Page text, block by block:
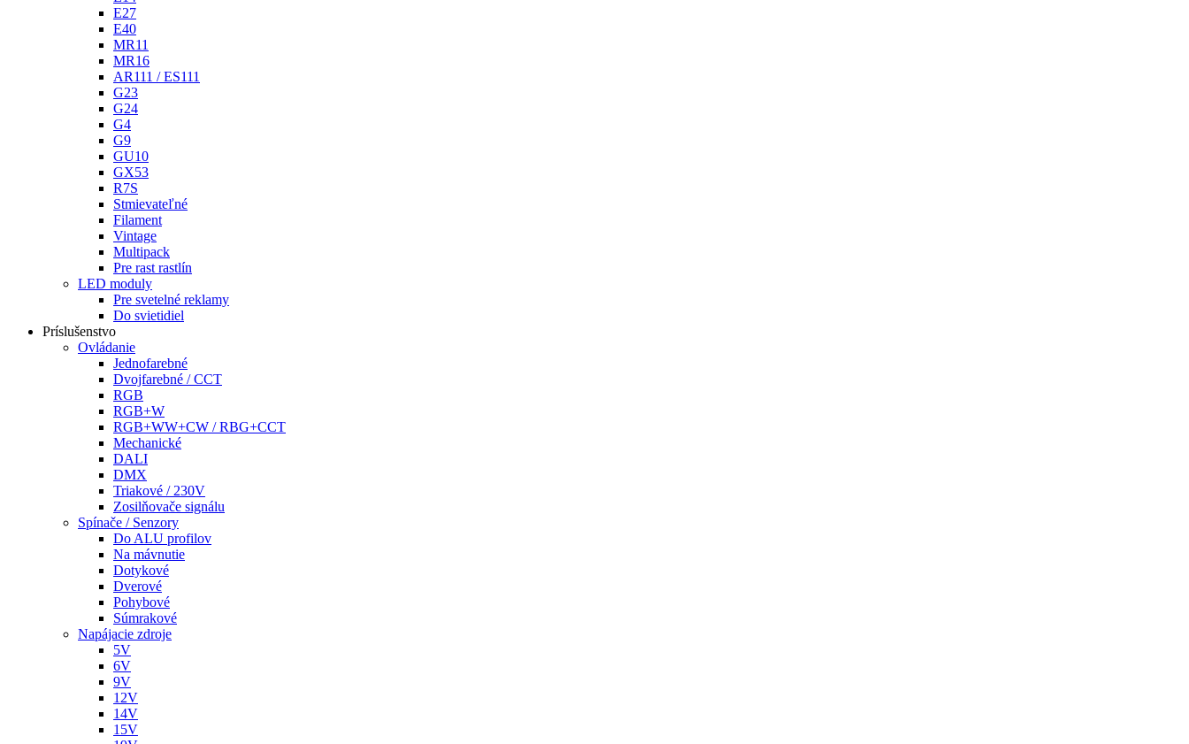
E27
E40
MR11
MR16
AR111 / ES111
G23
G24
G4
G9
GU10
GX53
R7S
Stmievateľné
Filament
Vintage
Multipack
Pre rast rastlín
LED moduly
Pre svetelné reklamy
Do svietidiel
Príslušenstvo
Ovládanie
Jednofarebné
Dvojfarebné / CCT
RGB
RGB+W
RGB+WW+CW / RBG+CCT
Mechanické
DALI
DMX
Triakové / 230V
Zosilňovače signálu
Spínače / Senzory
Do ALU profilov
Na mávnutie
Dotykové
Dverové
Pohybové
Súmrakové
Napájacie zdroje
5V
6V
9V
12V
14V
15V